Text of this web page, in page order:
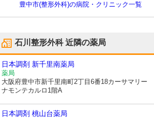
豊中市(整形外科)の病院・クリニック一覧
石川整形外科近隣の薬局
日本調剤 新千里南薬局
薬局
大阪府豊中市新千里南町2丁目6番18カーサマリー
ナモンテカルロ1階A
日本調剤 桃山台薬局